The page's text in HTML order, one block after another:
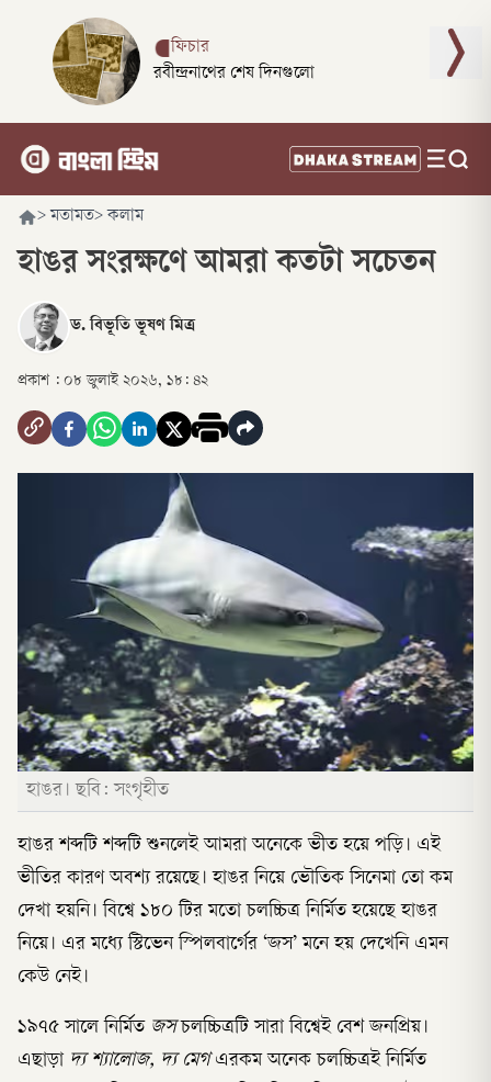
ফিচার
রবীন্দ্রনাথের শেষ দিনগুলো
> মতামত> কলাম
হাঙর সংরক্ষণে আমরা কতটা সচেতন
ড. বিভূতি ভূষণ মিত্র
প্রকাশ : ০৮ জুলাই ২০২৬, ১৮: ৪২
হাঙর। ছবি: সংগৃহীত
হাঙর শব্দটি শব্দটি শুনলেই আমরা অনেকে ভীত হয়ে পড়ি। এই
ভীতির কারণ অবশ্য রয়েছে। হাঙর নিয়ে ভৌতিক সিনেমা তো কম
দেখা হয়নি। বিশ্বে ১৮০ টির মতো চলচ্চিত্র নির্মিত হয়েছে হাঙর
নিয়ে। এর মধ্যে স্টিভেন স্পিলবার্গের ‘জস’ মনে হয় দেখেনি এমন
কেউ নেই।
১৯৭৫ সালে নির্মিত জসচলচ্চিত্রটি সারা বিশ্বেই বেশ জনপ্রিয়।
এছাড়া দ্য শ্যালোজ, দ্য মেগএরকম অনেক চলচ্চিত্রই নির্মিত